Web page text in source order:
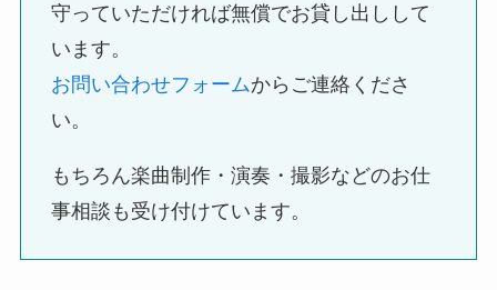
守っていただければ無償でお貸し出しして
います。
お問い合わせフォームからご連絡くださ
い。
もちろん楽曲制作・演奏・撮影などのお仕
事相談も受け付けています。